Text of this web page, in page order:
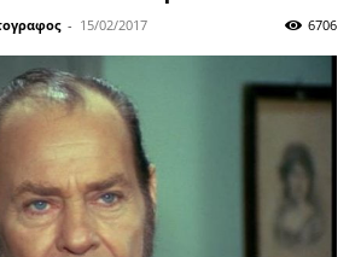
- 15/02/2017 6706